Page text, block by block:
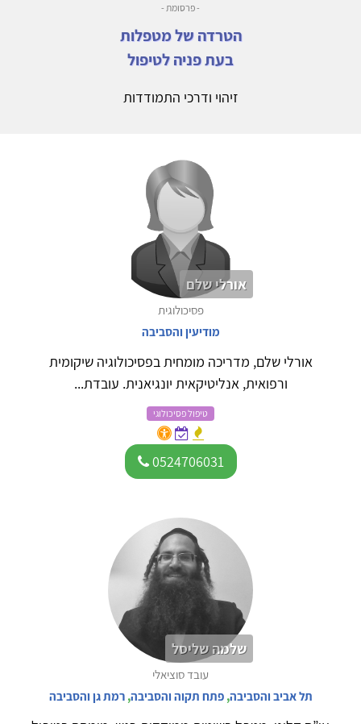
- פרסומת -
הטרדה של מטפלות
בעת פניה לטיפול
זיהוי ודרכי התמודדות
אורלי שלם
פסיכולוגית
מודיעין והסביבה
אורלי שלם, מדריכה מומחית בפסיכולוגיה שיקומית
ורפואית, אנליטיקאית יונגיאנית. עובדת...
טיפול פסיכולוגי
0524706031
שלמה שליסל
עובד סוציאלי
תל אביב והסביבה,פתח תקוה והסביבה,רמת גן והסביבה